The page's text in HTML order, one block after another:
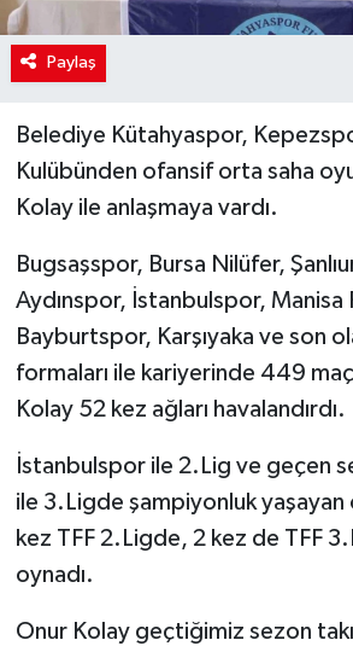
Paylaş
Belediye Kütahyaspor,
Kulübünden ofansif orta saha
Kolay ile anlaşmaya vardı.
Bugsaşspor, Bursa Nilüfer,
Aydınspor, İstanbulspor, Manisa
Bayburtspor, Karşıyaka ve son
formaları ile kariyerinde 449
Kolay 52 kez ağları havalandırdı.
İstanbulspor ile 2.Lig ve geçen
ile 3.Ligde şampiyonluk yaşayan
kez TFF 2.Ligde, 2 kez de TFF
oynadı.
Onur Kolay geçtiğimiz sezon